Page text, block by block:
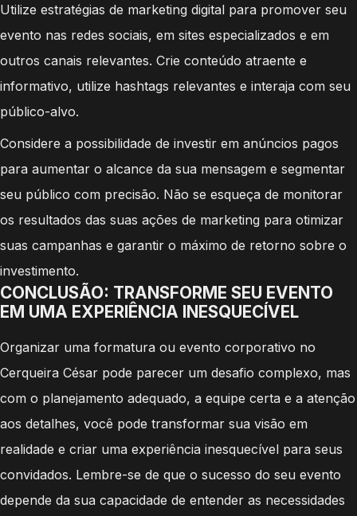
Utilize estratégias de marketing digital para promover seu
evento nas redes sociais, em sites especializados e em
outros canais relevantes. Crie conteúdo atraente e
informativo, utilize hashtags relevantes e interaja com seu
público-alvo.
Considere a possibilidade de investir em anúncios pagos
para aumentar o alcance da sua mensagem e segmentar
seu público com precisão. Não se esqueça de monitorar
os resultados das suas ações de marketing para otimizar
suas campanhas e garantir o máximo de retorno sobre o
investimento.
CONCLUSÃO: TRANSFORME SEU EVENTO
EM UMA EXPERIÊNCIA INESQUECÍVEL
Organizar uma formatura ou evento corporativo no
Cerqueira César pode parecer um desafio complexo, mas
com o planejamento adequado, a equipe certa e a atenção
aos detalhes, você pode transformar sua visão em
realidade e criar uma experiência inesquecível para seus
convidados. Lembre-se de que o sucesso do seu evento
depende da sua capacidade de entender as necessidades